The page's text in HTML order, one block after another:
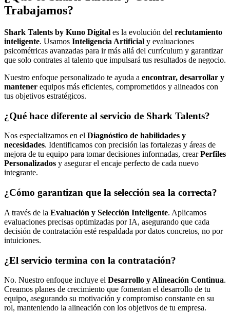
Trabajamos?
Shark Talents by Kuno Digital es la evolución del reclutamiento
inteligente. Usamos Inteligencia Artificial y evaluaciones
psicométricas avanzadas para ir más allá del currículum y garantizar
que solo contrates al talento que impulsará tus resultados de negocio.
Nuestro enfoque personalizado te ayuda a encontrar, desarrollar y
mantener equipos más eficientes, comprometidos y alineados con
tus objetivos estratégicos.
¿Qué hace diferente al servicio de Shark Talents?
Nos especializamos en el Diagnóstico de habilidades y
necesidades. Identificamos con precisión las fortalezas y áreas de
mejora de tu equipo para tomar decisiones informadas, crearPerfiles
Personalizados y asegurar el encaje perfecto de cada nuevo
integrante.
¿Cómo garantizan que la selección sea la correcta?
A través de la Evaluación y Selección Inteligente. Aplicamos
evaluaciones precisas optimizadas por IA, asegurando que cada
decisión de contratación esté respaldada por datos concretos, no por
intuiciones.
¿El servicio termina con la contratación?
No. Nuestro enfoque incluye el Desarrollo y Alineación Continua.
Creamos planes de crecimiento que fomentan el desarrollo de tu
equipo, asegurando su motivación y compromiso constante en su
rol, manteniendo la alineación con los objetivos de tu empresa.